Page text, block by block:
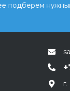
подберем